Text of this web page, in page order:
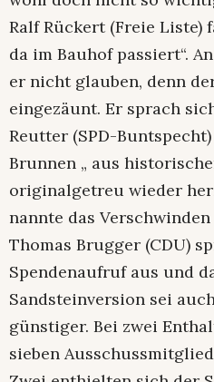
Ralf Rückert (Freie Liste)
da im Bauhof passiert“.
er nicht glauben, denn
eingezäunt. Er sprach
Reutter (SPD-
Brunnen „ aus
originalgetreu wieder
nannte das Verschwinden
Thomas Brugger (CDU)
Spendenaufruf aus und
Sandsteinversion sei
günstiger. Bei zwei
sieben